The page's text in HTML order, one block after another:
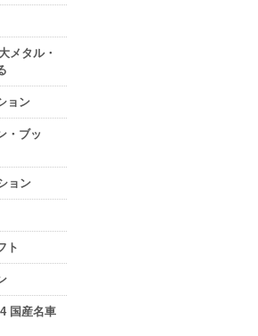
メタル・
ョン
・ブッ
ョン
ト
国産名車